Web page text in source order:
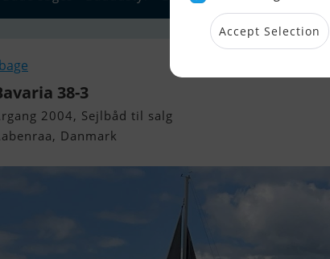
38-3
2004, Sejlbåd til salg
Danmark
Accept Selection